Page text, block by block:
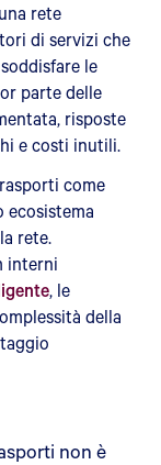
rete
di servizi che
le
parte delle
risposte
e costi inutili.
come
ecosistema
rete.
interni
, le
della
non è